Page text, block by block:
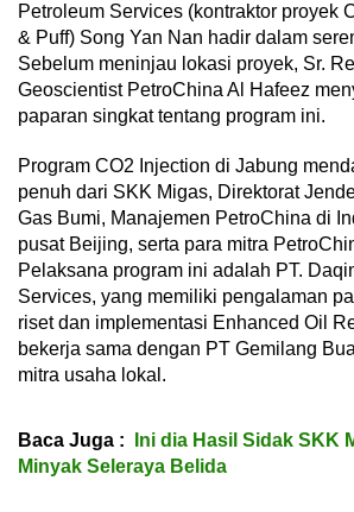
Petroleum Services (kontraktor proyek
& Puff) Song Yan Nan hadir dalam
Sebelum meninjau lokasi proyek, Sr.
Geoscientist PetroChina Al Hafeez
paparan singkat tentang program ini.
Program CO2 Injection di Jabung
penuh dari SKK Migas, Direktorat
Gas Bumi, Manajemen PetroChina di
pusat Beijing, serta para mitra
Pelaksana program ini adalah PT.
Services, yang memiliki pengalaman
riset dan implementasi Enhanced Oil
bekerja sama dengan PT Gemilang
mitra usaha lokal.
Baca Juga :
Ini dia Hasil Sidak SKK
Minyak Seleraya Belida